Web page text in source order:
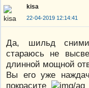
kisa
22-04-2019 12:14:41
Да, шильд
стараюсь не
длинной мощной
Вы его уже
покрасите